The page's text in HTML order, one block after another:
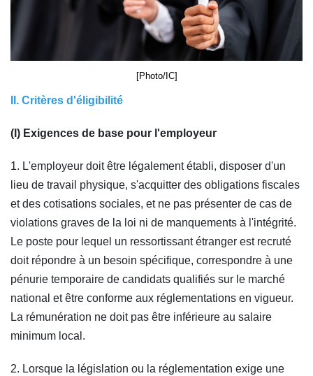
[Photo/IC]
II. Critères d'éligibilité
(I) Exigences de base pour l'employeur
1. L'employeur doit être légalement établi, disposer d'un
lieu de travail physique, s'acquitter des obligations fiscales
et des cotisations sociales, et ne pas présenter de cas de
violations graves de la loi ni de manquements à l'intégrité.
Le poste pour lequel un ressortissant étranger est recruté
doit répondre à un besoin spécifique, correspondre à une
pénurie temporaire de candidats qualifiés sur le marché
national et être conforme aux réglementations en vigueur.
La rémunération ne doit pas être inférieure au salaire
minimum local.
2. Lorsque la législation ou la réglementation exige une